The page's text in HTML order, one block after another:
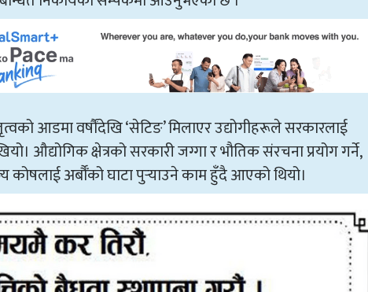
आडमा वर्षौंदेखि ‘सेटिङ’ मिलाएर उद्योगीहरूले सरकारलाई
औद्योगिक क्षेत्रको सरकारी जग्गा र भौतिक संरचना प्रयोग गर्ने,
अर्बौँको घाटा पुर्‍याउने काम हुँदै आएको थियो।